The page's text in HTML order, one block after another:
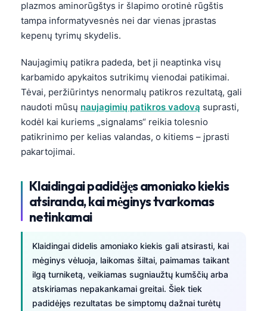
plazmos aminorūgštys ir šlapimo orotinė rūgštis
tampa informatyvesnės nei dar vienas įprastas
kepenų tyrimų skydelis.
Naujagimių patikra padeda, bet ji neaptinka visų
karbamido apykaitos sutrikimų vienodai patikimai.
Tėvai, peržiūrintys nenormalų patikros rezultatą, gali
naudoti mūsų naujagimių patikros vadovą suprasti,
kodėl kai kuriems „signalams“ reikia tolesnio
patikrinimo per kelias valandas, o kitiems – įprasti
pakartojimai.
Klaidingai padidėjęs amoniako kiekis
atsiranda, kai mėginys tvarkomas
netinkamai
Klaidingai didelis amoniako kiekis gali atsirasti, kai
mėginys vėluoja, laikomas šiltai, paimamas taikant
ilgą turniketą, veikiamas sugniaužtų kumščių arba
atskiriamas nepakankamai greitai. Šiek tiek
padidėjęs rezultatas be simptomų dažnai turėtų
Português
Ελληνικά
Türkçe
Română
简体中文
فارسی
Български
Nederlands
हिन्दी
Bahasa Indonesia
Հայերեն
Íslenska
Svenska
Bosanski